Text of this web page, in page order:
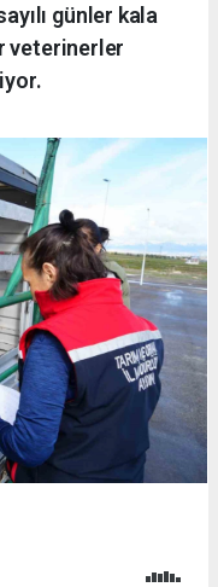
günler kala
veterinerler